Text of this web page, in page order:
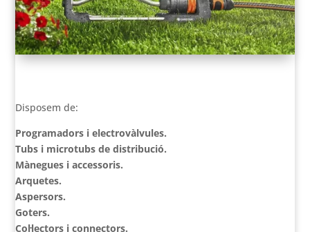
Disposem de:
Programadors i electrovàlvules.
Tubs i microtubs de distribució.
Mànegues i accessoris.
Arquetes.
Aspersors.
Goters.
Col·lectors i connectors.